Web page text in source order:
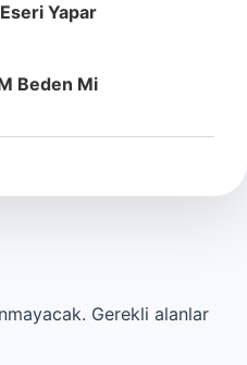
Yapar
Beden Mi
Gerekli alanlar